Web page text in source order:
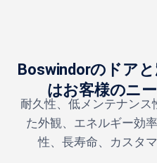
Boswindorのドア
はお客様のニ
耐久性、低メンテナン
た外観、エネルギー効
性、長寿命、カスタ